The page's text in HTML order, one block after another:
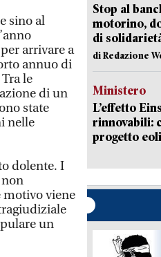
sino al
arrivare a
annuo di
le
di un
state
nelle
dolente. I
non
motivo viene
un
Stop al
motorino,
di
di Redazione
Ministero
L’effetto
rinnovabili:
progetto